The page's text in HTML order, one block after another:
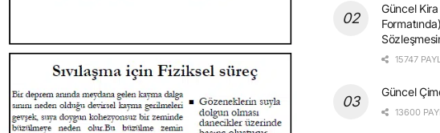
Güncel
15747
Güncel
13600